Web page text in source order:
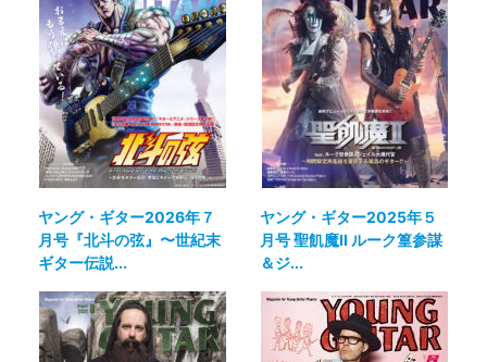
ヤング・ギター2026年７
月号『北斗の弦』〜世紀末
ギター伝説...
ヤング・ギター2025年５
月号 聖飢魔II ルーク篁参謀
＆ジ...